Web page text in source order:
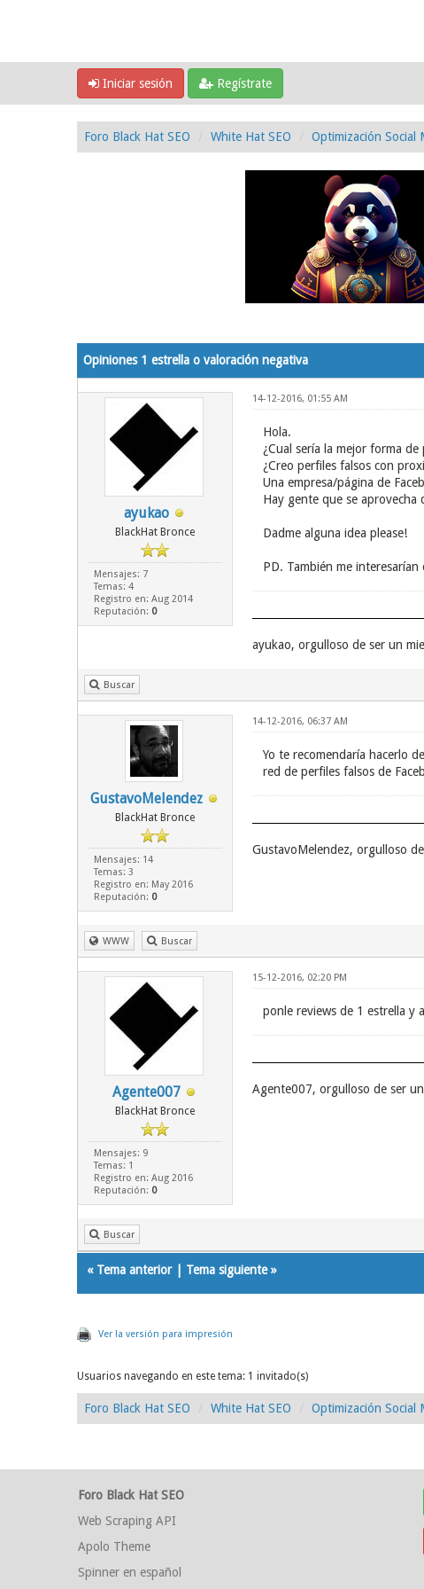
Iniciar sesión Regístrate
Foro Black Hat SEO White Hat SEO Optimización Social
Opiniones 1 estrella o valoración negativa
ayukao
BlackHat Bronce
Mensajes: 7
Temas: 4
Registro en: Aug 2014
Reputación: 0
14-12-2016, 01:55 AM
Hola.
¿Cual sería la mejor forma
¿Creo perfiles falsos con
Una empresa/página de
Hay gente que se
Dadme alguna idea please!
PD. También me
ayukao, orgulloso de ser un
Buscar
GustavoMelendez
BlackHat Bronce
Mensajes: 14
Temas: 3
Registro en: May 2016
Reputación: 0
14-12-2016, 06:37 AM
Yo te recomendaría hacerlo
red de perfiles falsos de
GustavoMelendez, orgulloso
WWW Buscar
Agente007
BlackHat Bronce
Mensajes: 9
Temas: 1
Registro en: Aug 2016
Reputación: 0
15-12-2016, 02:20 PM
ponle reviews de 1 estrella y
Agente007, orgulloso de ser
Buscar
« Tema anterior| Tema siguiente»
Ver la versión para impresión
Usuarios navegando en este tema: 1 invitado(s)
Foro Black Hat SEO White Hat SEO Optimización Social
Foro Black Hat SEO
Web Scraping API
Apolo Theme
Spinner en español